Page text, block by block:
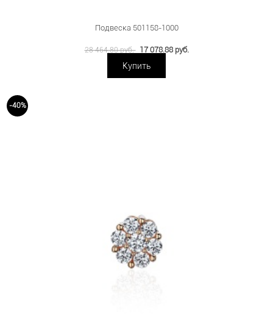
Подвеска 501158-1000
28 464.80 руб. 17 078.88 руб.
Купить
-40%